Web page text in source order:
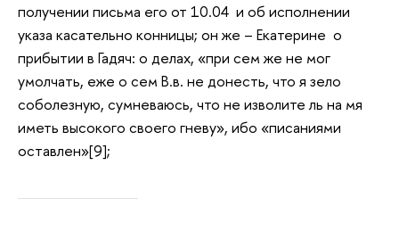
получении письма его от 10.04 и об исполнении
указа касательно конницы; он же – Екатерине о
прибытии в Гадяч: о делах, «при сем же не мог
умолчать, еже о сем В.в. не донесть, что я зело
соболезную, сумневаюсь, что не изволите ль на мя
иметь высокого своего гневу», ибо «писаниями
оставлен»[9];